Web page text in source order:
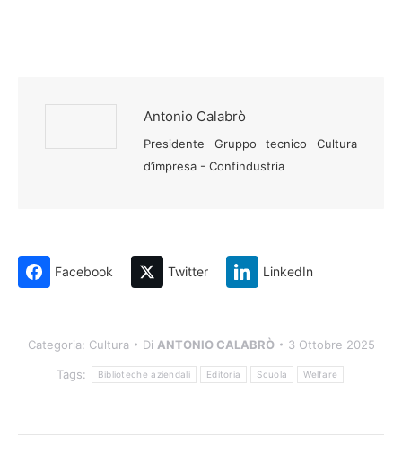
Antonio Calabrò
Presidente Gruppo tecnico Cultura
d’impresa - Confindustria
Facebook Twitter LinkedIn
Categoria: Cultura Di ANTONIO CALABRÒ 3 Ottobre 2025
Tags: Biblioteche aziendali Editoria Scuola Welfare